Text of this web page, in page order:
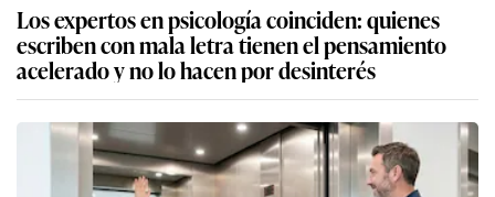
Los expertos en psicología coinciden: quienes
escriben con mala letra tienen el pensamiento
acelerado y no lo hacen por desinterés